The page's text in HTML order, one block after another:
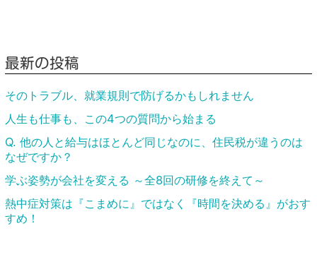
最新の投稿
そのトラブル、就業規則で防げるかもしれません
人生も仕事も、この4つの質問から始まる
Q. 他の人と給与はほとんど同じなのに、住民税が違うのは
なぜですか？
学ぶ姿勢が会社を変える ～全8回の研修を終えて～
熱中症対策は『こまめに』ではなく『時間を決める』がおす
すめ！